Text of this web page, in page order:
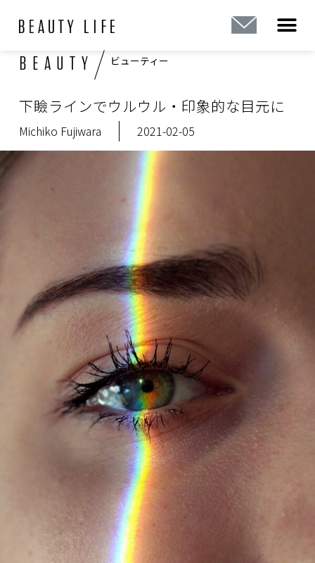
BEAUTY / ビューティー
下瞼ラインでウルウル・印象的な目元に
Michiko Fujiwara 2021-02-05